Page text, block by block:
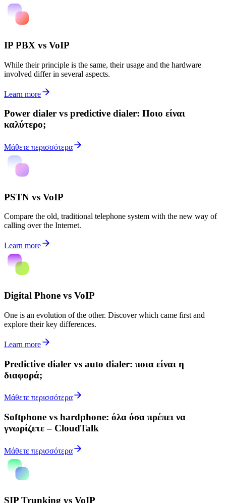
IP PBX vs VoIP
While their principle is the same, their usage and the hardware
involved differ in several aspects.
Learn more
Power dialer vs predictive dialer: Ποιο είναι
καλύτερο;
Μάθετε περισσότερα
PSTN vs VoIP
Compare the old, traditional telephone system with the new way of
calling over the Internet.
Learn more
Digital Phone vs VoIP
One is an evolution of the other. Discover which came first and
explore their key differences.
Learn more
Predictive dialer vs auto dialer: ποια είναι η
διαφορά;
Μάθετε περισσότερα
Softphone vs hardphone: όλα όσα πρέπει να
γνωρίζετε – CloudTalk
Μάθετε περισσότερα
SIP Trunking vs VoIP